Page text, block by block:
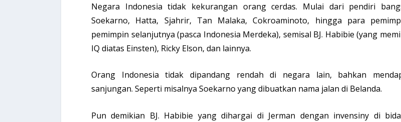
Negara Indonesia tidak kekurangan orang cerdas. Mulai dari pendiri
Soekarno, Hatta, Sjahrir, Tan Malaka, Cokroaminoto, hingga para
pemimpin selanjutnya (pasca Indonesia Merdeka), semisal BJ. Habibie (yang
IQ diatas Einsten), Ricky Elson, dan lainnya.
Orang Indonesia tidak dipandang rendah di negara lain, bahkan
sanjungan. Seperti misalnya Soekarno yang dibuatkan nama jalan di Belanda.
Pun demikian BJ. Habibie yang dihargai di Jerman dengan invensiny di